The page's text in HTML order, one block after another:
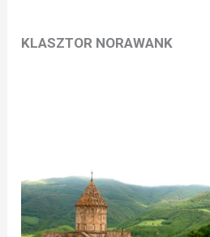
KLASZTOR NORAWANK